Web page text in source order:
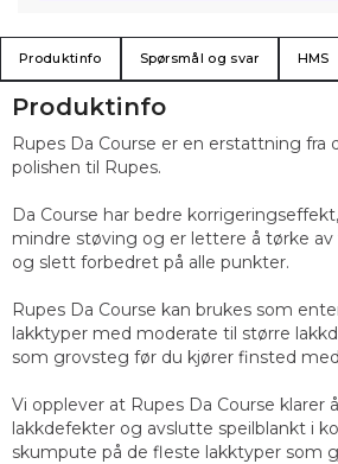
Produktinfo Spørsmål og svar HMS
Produktinfo
Rupes Da Course er en erstattning fra
polishen til Rupes.
Da Course har bedre
mindre støving og er lettere å tørke
og slett forbedret på alle punkter.
Rupes Da Course kan brukes som
lakktyper med moderate til større
som grovsteg før du kjører finsted
Vi opplever at Rupes Da Course klarer
lakkdefekter og avslutte speilblankt i
skumpute på de fleste lakktyper som